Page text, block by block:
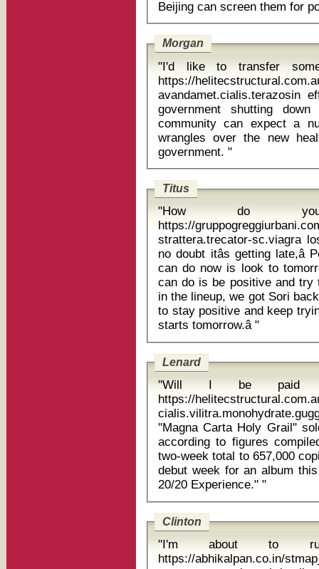
Morgan
"I'd like to transfer
https://
avandamet.cialis.terazosin effexor
government shutting
community can expect a
wrangles over the new
government. "
Titus
"How do
https://
strattera.trecator-sc.viagra
no doubt itâs getting
can do now is look to
can do is be positive and try
in the lineup, we got Sori back
to stay positive and keep
starts tomorrow.â "
Lenard
"Will I be paid
https://
"Magna Carta Holy Grail"
according to figures
two-week total to 657,000
debut week for an album
20/20 Experience." "
Clinton
"I'm about to
https://abhikalpan.co.in/